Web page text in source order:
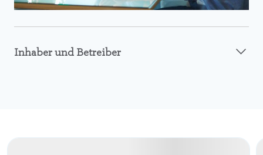
Inhaber und Betreiber